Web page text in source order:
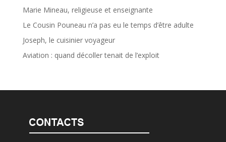
Marie Mineau, religieuse et enseignante
Le Cousin Pouneau n’a pas eu le temps d’être adulte
Joseph, le cuisinier voyageur
Aviation : quand décoller tenait de l’exploit